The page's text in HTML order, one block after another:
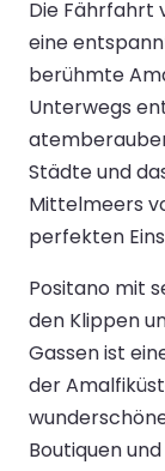
Die Fährfahrt
eine
berühmte
Unterwegs
Städte und
Mittelmeers
perfekten
Positano mit
den Klippen
Gassen ist
der
Boutiquen